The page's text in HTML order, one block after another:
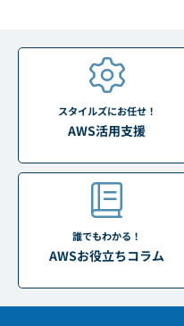
スタイルズにお任せ！
AWS活用支援
誰でもわかる！
AWSお役立ちコラム